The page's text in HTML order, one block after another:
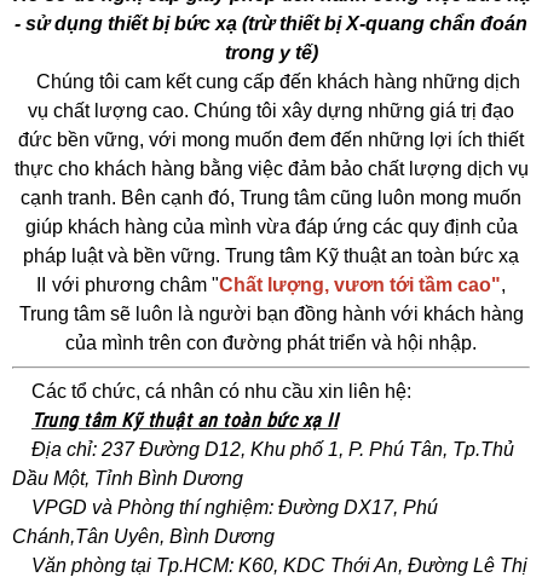
- sử dụng thiết bị bức xạ (trừ thiết bị X-quang chẩn đoán
trong y tế)
Chúng tôi cam kết cung cấp đến khách hàng những dịch
vụ chất lượng cao. Chúng tôi xây dựng những giá trị đạo
đức bền vững, với mong muốn đem đến những lợi ích thiết
thực cho khách hàng bằng việc đảm bảo chất lượng dịch vụ
cạnh tranh. Bên cạnh đó, Trung tâm cũng luôn mong muốn
giúp khách hàng của mình vừa đáp ứng các quy định của
pháp luật và bền vững. Trung tâm Kỹ thuật an toàn bức xạ
với phương châm "Chất lượng, vươn tới tầm cao",
Trung tâm sẽ luôn là người bạn đồng hành với khách hàng
của mình trên con đường phát triển và hội nhập.
Các tổ chức, cá nhân có nhu cầu xin liên hệ:
Trung tâm Kỹ thuật an toàn bức xạ II
Địa chỉ: 237 Đường D12, Khu phố 1, P. Phú Tân, Tp.Thủ
Dầu Một, Tỉnh Bình Dương
VPGD và Phòng thí nghiệm: Đường DX17, Phú
Chánh,Tân Uyên, Bình Dương
Văn phòng tại Tp.HCM: K60, KDC Thới An, Đường Lê Thị